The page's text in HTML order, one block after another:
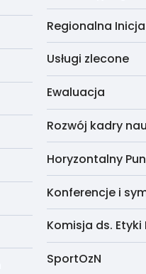
Regionalna
Usługi zlecone
Ewaluacja
Rozwój kadry
Horyzontalny
Konferencje i
Komisja ds.
SportOzN